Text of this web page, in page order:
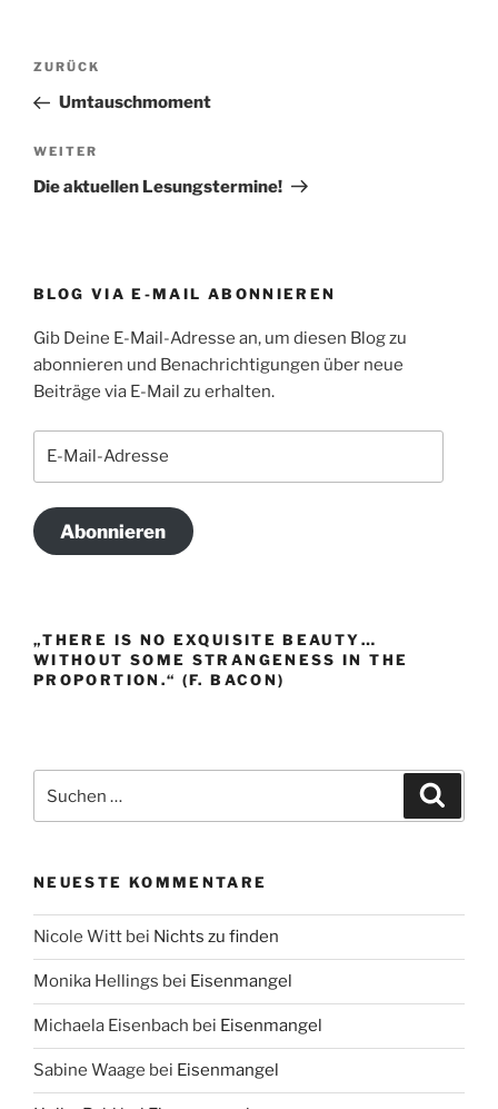
Beitragsnavigation
Vorheriger
Beitrag
ZURÜCK
Umtauschmoment
Nächster
Beitrag
WEITER
Die aktuellen Lesungstermine!
BLOG VIA E-MAIL ABONNIEREN
Gib Deine E-Mail-Adresse an, um diesen Blog zu
abonnieren und Benachrichtigungen über neue
Beiträge via E-Mail zu erhalten.
Abonnieren
„THERE IS NO EXQUISITE BEAUTY…
WITHOUT SOME STRANGENESS IN THE
PROPORTION.“ (F. BACON)
nach:
NEUESTE KOMMENTARE
Nicole Witt bei Nichts zu finden
Monika Hellings bei Eisenmangel
Michaela Eisenbach bei Eisenmangel
Sabine Waage bei Eisenmangel